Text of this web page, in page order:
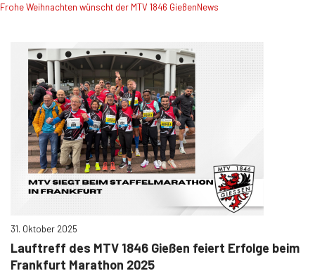
Frohe Weihnachten wünscht der MTV 1846 GießenNews
31. Oktober 2025
Lauftreff des MTV 1846 Gießen feiert Erfolge beim
Frankfurt Marathon 2025